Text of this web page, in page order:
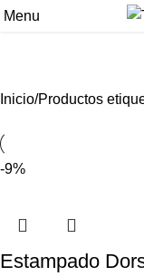
Menu
Inicio Productos
-9%
Estampado